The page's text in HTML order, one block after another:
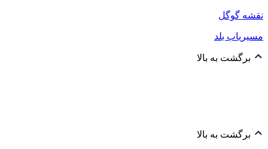
نقشه گوگل
مسیریاب بلد
برگشت به بالا
برگشت به بالا